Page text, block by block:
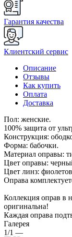
Гарантия качества
Клиентский сервис
Описание
Отзывы
Как купить
Оплата
Доставка
Пол: женские.
100% защита от
Конструкция:
Форма: бабочки.
Материал оправы:
Цвет оправы:
Цвет линз:
Оправа
Коллекция оправ в
оригинальна!
Каждая оправа
Галерея
1/1 —